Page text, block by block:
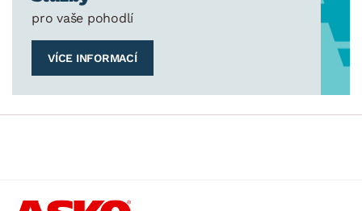
pro vaše pohodlí
VÍCE INFORMACÍ